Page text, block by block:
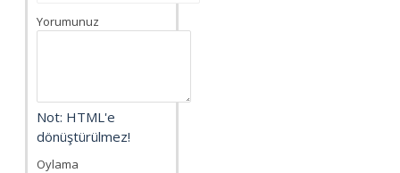
Yorumunuz
Not: HTML'e
dönüştürülmez!
Oylama